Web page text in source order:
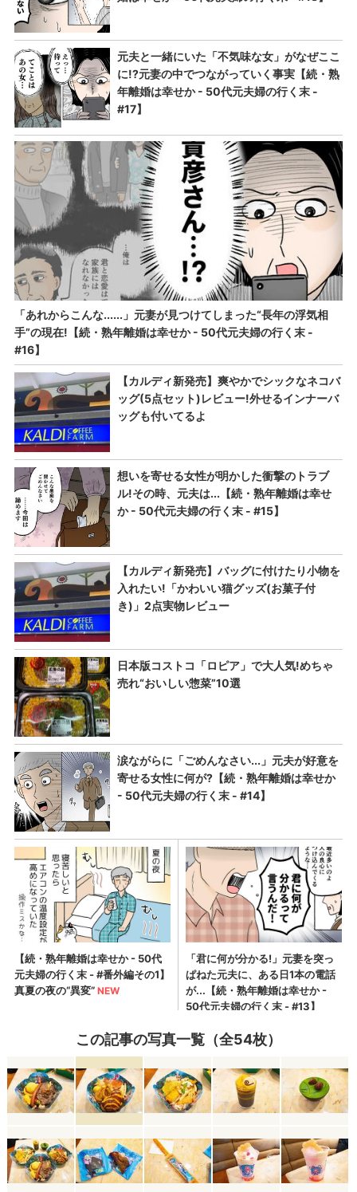
この記事の写真一覧（全54枚）